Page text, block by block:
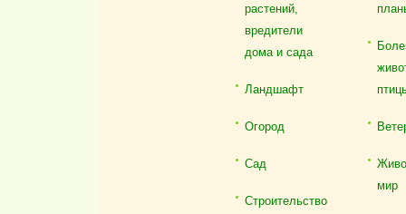
растений,
вредители
дома и сада
Ландшафт
Огород
Сад
Строительство
мир